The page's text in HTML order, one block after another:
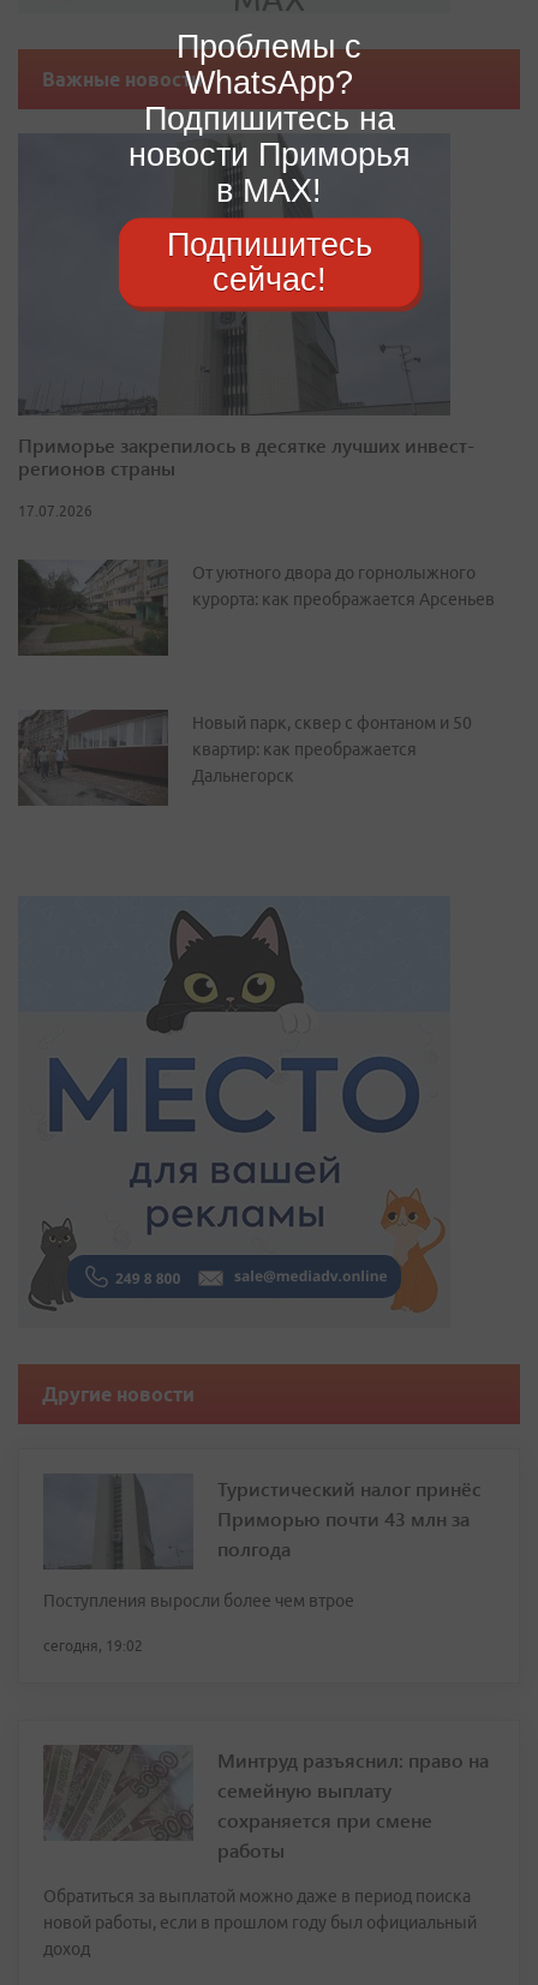
Важные новости
Приморье закрепилось в десятке лучших инвест-
регионов страны
17.07.2026
От уютного двора до горнолыжного
курорта: как преображается Арсеньев
Новый парк, сквер с фонтаном и 50
квартир: как преображается
Дальнегорск
Другие новости
Туристический налог принёс
Приморью почти 43 млн за
полгода
Поступления выросли более чем втрое
сегодня, 19:02
Минтруд разъяснил: право на
семейную выплату
сохраняется при смене
работы
Обратиться за выплатой можно даже в период поиска
новой работы, если в прошлом году был официальный
доход
Проблемы с
WhatsApp?
Подпишитесь на
новости Приморья
в MAX!
Подпишитесь
сейчас!